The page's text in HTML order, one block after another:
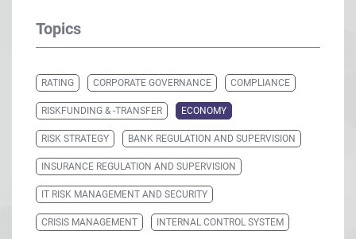
Topics
RATING CORPORATE GOVERNANCE COMPLIANCE
RISKFUNDING & -TRANSFER ECONOMY
RISK STRATEGY BANK REGULATION AND SUPERVISION
INSURANCE REGULATION AND SUPERVISION
IT RISK MANAGEMENT AND SECURITY
CRISIS MANAGEMENT INTERNAL CONTROL SYSTEM